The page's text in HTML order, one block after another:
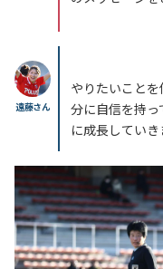
遠藤さん
やりたいこと
分に自信を持
に成長していき